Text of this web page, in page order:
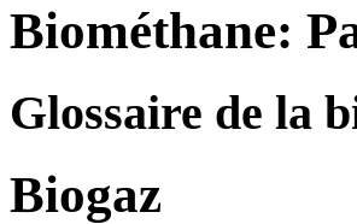
Biométhane:
Glossaire de la
Biogaz